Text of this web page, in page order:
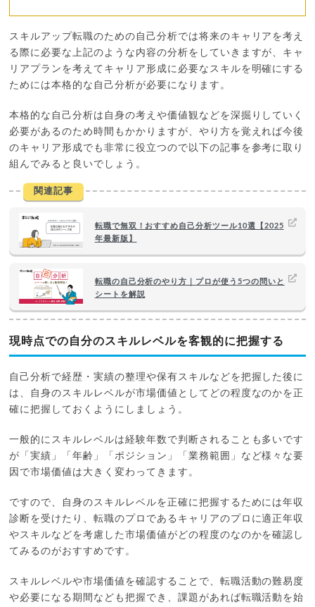
スキルアップ転職のための自己分析では将来のキャリアを考え
る際に必要な上記のような内容の分析をしていきますが、キャ
リアプランを考えてキャリア形成に必要なスキルを明確にする
ためには本格的な自己分析が必要になります。
本格的な自己分析は自身の考えや価値観などを深掘りしていく
必要があるのため時間もかかりますが、やり方を覚えれば今後
のキャリア形成でも非常に役立つので以下の記事を参考に取り
組んでみると良いでしょう。
関連記事
転職で無双！おすすめ自己分析ツール10選【2025
年最新版】
転職の自己分析のやり方｜プロが使う5つの問いと
シートを解説
現時点での自分のスキルレベルを客観的に把握する
自己分析で経歴・実績の整理や保有スキルなどを把握した後に
は、自身のスキルレベルが市場価値としてどの程度なのかを正
確に把握しておくようにしましょう。
一般的にスキルレベルは経験年数で判断されることも多いです
が「実績」「年齢」「ポジション」「業務範囲」など様々な要
因で市場価値は大きく変わってきます。
ですので、自身のスキルレベルを正確に把握するためには年収
診断を受けたり、転職のプロであるキャリアのプロに適正年収
やスキルなどを考慮した市場価値がどの程度のなのかを確認し
てみるのがおすすめです。
スキルレベルや市場価値を確認することで、転職活動の難易度
や必要になる期間なども把握でき、課題があれば転職活動を始